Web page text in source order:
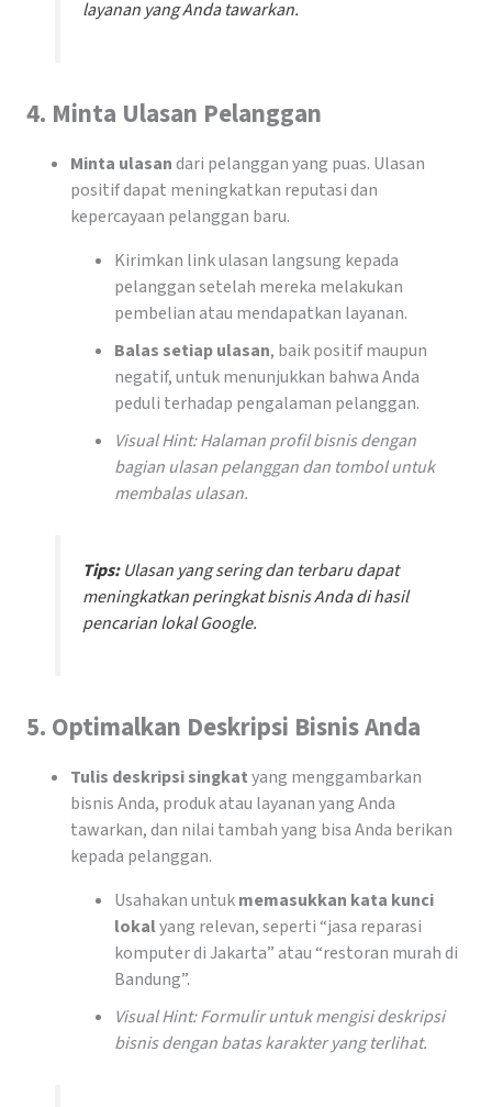
layanan yang Anda tawarkan.
4. Minta Ulasan Pelanggan
Minta ulasandari pelanggan yang puas. Ulasan
positif dapat meningkatkan reputasi dan
kepercayaan pelanggan baru.
Kirimkan link ulasan langsung kepada
pelanggan setelah mereka melakukan
pembelian atau mendapatkan layanan.
Balas setiap ulasan, baik positif maupun
negatif, untuk menunjukkan bahwa Anda
peduli terhadap pengalaman pelanggan.
Visual Hint: Halaman profil bisnis dengan
bagian ulasan pelanggan dan tombol untuk
membalas ulasan.
Tips:Ulasan yang sering dan terbaru dapat
meningkatkan peringkat bisnis Anda di hasil
pencarian lokal Google.
5. Optimalkan Deskripsi Bisnis Anda
Tulis deskripsi singkatyang menggambarkan
bisnis Anda, produk atau layanan yang Anda
tawarkan, dan nilai tambah yang bisa Anda berikan
kepada pelanggan.
Usahakan untukmemasukkan kata kunci
lokalyang relevan, seperti “jasa reparasi
komputer di Jakarta” atau “restoran murah di
Bandung”.
Visual Hint: Formulir untuk mengisi deskripsi
bisnis dengan batas karakter yang terlihat.